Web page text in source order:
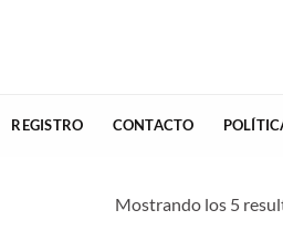
REGISTRO CONTACTO
Mostrando los 5